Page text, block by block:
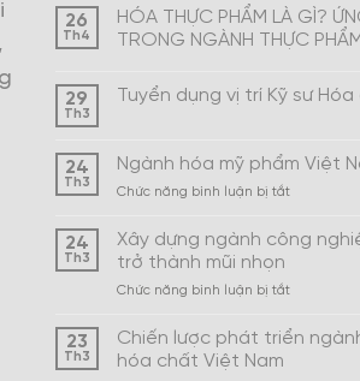
26
Th4
HÓA THỰC PHẨM LÀ GÌ?
TRONG NGÀNH THỰC PHẨM
29
Th3
Tuyển dụng vị trí Kỹ sư
24
Th3
Ngành hóa mỹ phẩm Việt
Chức năng bình luận bị tắtở
mỹ
Việt
24
Th3
Xây dựng ngành công
trở thành mũi nhọn
Chức năng bình luận bị tắtở
dựng
ngành
23
Th3
Chiến lược phát triển
hóa chất Việt Nam